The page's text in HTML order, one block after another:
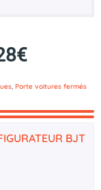
, Porte voitures fermés
BJT